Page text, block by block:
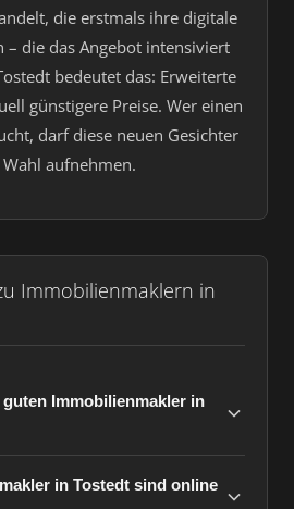
die erstmals ihre digitale
– die das Angebot intensiviert
bedeutet das: Erweiterte
günstigere Preise. Wer einen
darf diese neuen Gesichter
aufnehmen.
Immobilienmaklern in
Immobilienmakler in
in Tostedt sind online